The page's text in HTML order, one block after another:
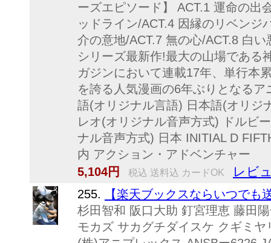
ーズエピソード】 ACT.1 運命の出
ッドライン/ACT.4 因縁のリベンジ
介の意地/ACT.7 無の心/ACT.8 白
シリーズ最新作!最大の山場である
ガジンにおいて連載17年、単行本
を誇る人気漫画の6年ぶりとなる
語(オリジナル言語) 日本語(オリジ
レオ(オリジナル音声方式) ドルビ
ナル音声方式) 日本 INITIAL D
内 アクション・アドベンチャー
5,104円
税込 送料込 カードOK レビ
255.
【楽天ブックスならいつで
杉田智和 阪口大助 釘宮理恵 藤田
モカズ サカグチダイスケ クギミ